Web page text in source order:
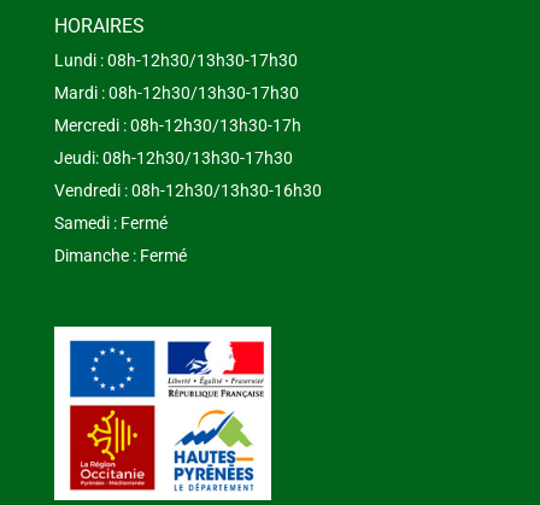
HORAIRES
Lundi : 08h-12h30/13h30-17h30
Mardi : 08h-12h30/13h30-17h30
Mercredi : 08h-12h30/13h30-17h
Jeudi: 08h-12h30/13h30-17h30
Vendredi : 08h-12h30/13h30-16h30
Samedi : Fermé
Dimanche : Fermé